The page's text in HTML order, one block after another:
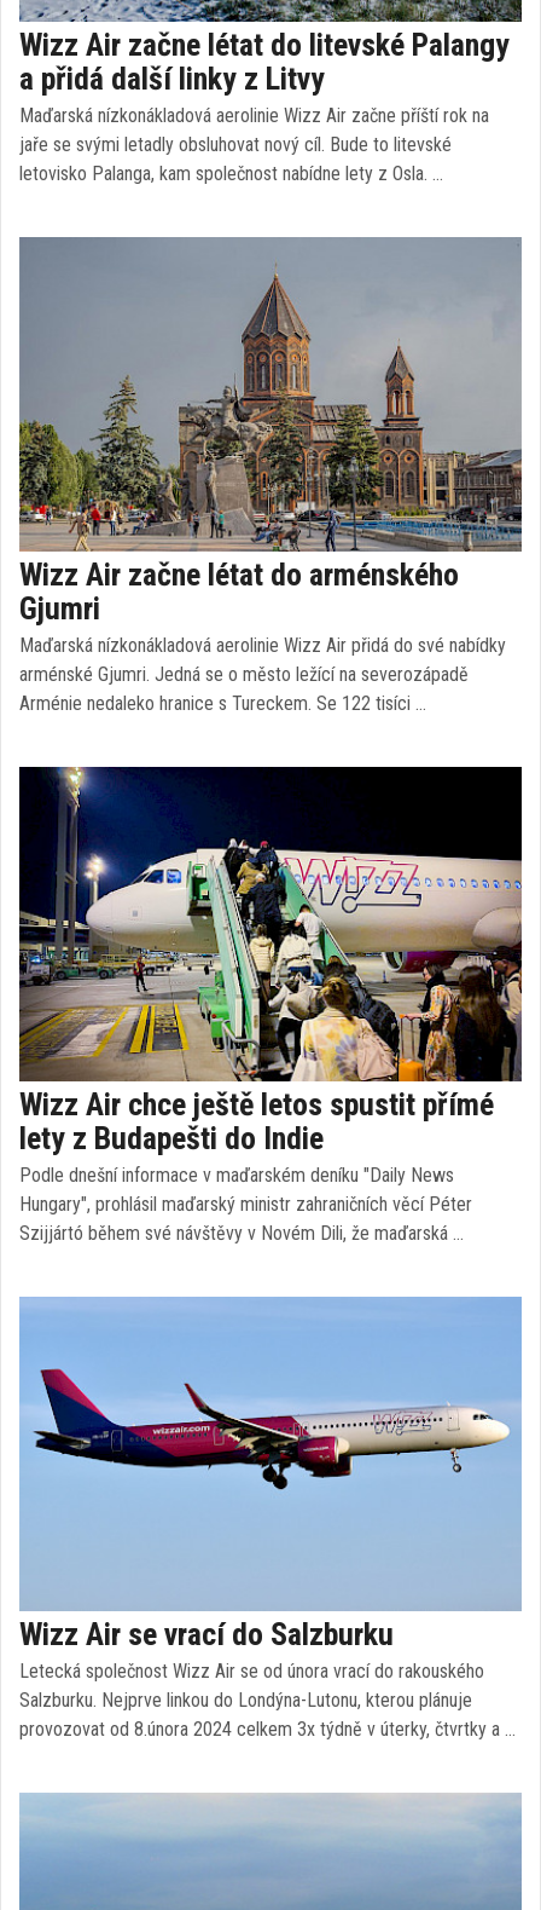
Wizz Air začne létat do litevské Palangy
a přidá další linky z Litvy
Maďarská nízkonákladová aerolinie Wizz Air začne příští rok na
jaře se svými letadly obsluhovat nový cíl. Bude to litevské
letovisko Palanga, kam společnost nabídne lety z Osla. …
Wizz Air začne létat do arménského
Gjumri
Maďarská nízkonákladová aerolinie Wizz Air přidá do své nabídky
arménské Gjumri. Jedná se o město ležící na severozápadě
Arménie nedaleko hranice s Tureckem. Se 122 tisíci …
Wizz Air chce ještě letos spustit přímé
lety z Budapešti do Indie
Podle dnešní informace v maďarském deníku "Daily News
Hungary", prohlásil maďarský ministr zahraničních věcí Péter
Szijjártó během své návštěvy v Novém Dili, že maďarská …
Wizz Air se vrací do Salzburku
Letecká společnost Wizz Air se od února vrací do rakouského
Salzburku. Nejprve linkou do Londýna-Lutonu, kterou plánuje
provozovat od 8.února 2024 celkem 3x týdně v úterky, čtvrtky a …